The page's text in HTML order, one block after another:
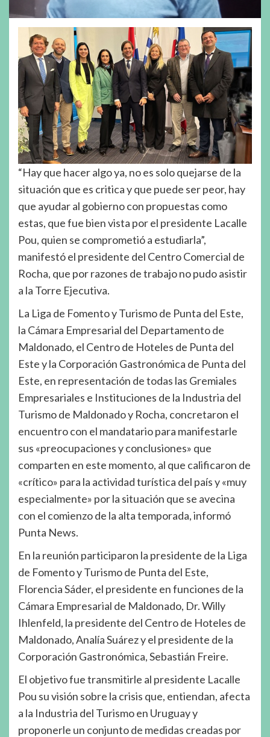
“Hay que hacer algo ya, no es solo quejarse de la
situación que es critica y que puede ser peor, hay
que ayudar al gobierno con propuestas como
estas, que fue bien vista por el presidente Lacalle
Pou, quien se comprometió a estudiarla”,
manifestó el presidente del Centro Comercial de
Rocha, que por razones de trabajo no pudo asistir
a la Torre Ejecutiva.
La Liga de Fomento y Turismo de Punta del Este,
la Cámara Empresarial del Departamento de
Maldonado, el Centro de Hoteles de Punta del
Este y la Corporación Gastronómica de Punta del
Este, en representación de todas las Gremiales
Empresariales e Instituciones de la Industria del
Turismo de Maldonado y Rocha, concretaron el
encuentro con el mandatario para manifestarle
sus «preocupaciones y conclusiones» que
comparten en este momento, al que calificaron de
«crítico» para la actividad turística del país y «muy
especialmente» por la situación que se avecina
con el comienzo de la alta temporada, informó
Punta News.
En la reunión participaron la presidente de la Liga
de Fomento y Turismo de Punta del Este,
Florencia Sáder, el presidente en funciones de la
Cámara Empresarial de Maldonado, Dr. Willy
Ihlenfeld, la presidente del Centro de Hoteles de
Maldonado, Analía Suárez y el presidente de la
Corporación Gastronómica, Sebastián Freire.
El objetivo fue transmitirle al presidente Lacalle
Pou su visión sobre la crisis que, entiendan, afecta
a la Industria del Turismo en Uruguay y
proponerle un conjunto de medidas creadas por